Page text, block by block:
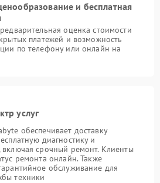
и бесплатная
оценка стоимости
платежей и возможность
по телефону или онлайн на
услуг
обеспечивает доставку
диагностику и
включая срочный ремонт. Клиенты
ремонта онлайн. Также
обслуживание для
техники